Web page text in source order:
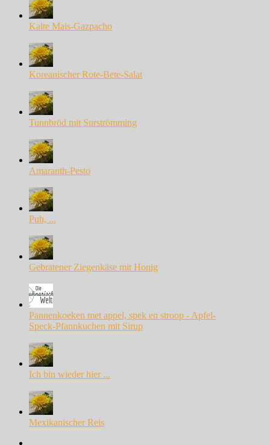
Kalte Mais-Gazpacho
Koreanischer Rote-Bete-Salat
Tunnbröd mit Surströmming
Amaranth-Pesto
Puh, ...
Gebratener Ziegenkäse mit Honig
Pannenkoeken met appel, spek en stroop - Apfel-
Speck-Pfannkuchen mit Sirup
Ich bin wieder hier ...
Mexikanischer Reis